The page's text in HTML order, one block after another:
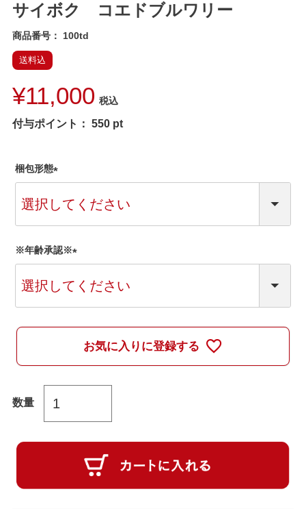
サイボク コエドブルワリー
商品番号 100td
送料込
¥11,000 税込
付与ポイント： 550 pt
梱包形態
必
※年齢承認※
必
お気に入りに登録する